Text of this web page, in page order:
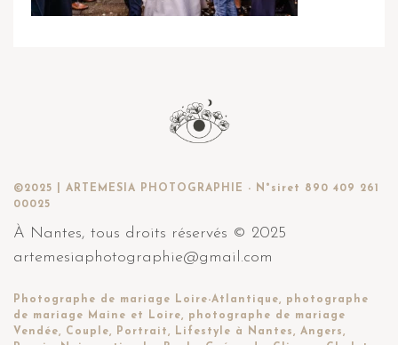
©2025 | ARTEMESIA PHOTOGRAPHIE - N°siret 890 409 261
00025
À Nantes, tous droits réservés © 2025
artemesiaphotographie@gmail.com
Photographe de mariage Loire-Atlantique, photographe
de mariage Maine et Loire, photographe de mariage
Vendée, Couple, Portrait, Lifestyle à Nantes, Angers,